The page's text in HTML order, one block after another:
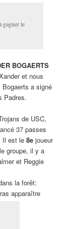
gagner le
BOGAERTS
et nous
a signé
Padres.
de USC,
37 passes
Il est le 8ejoueur
groupe, il y a
et Reggie
la forêt:
apparaître